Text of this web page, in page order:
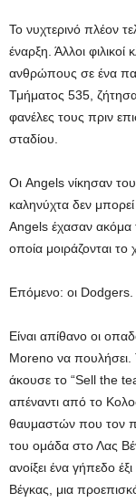
Το νυχτερινό πλέον
έναρξη. Άλλοι φιλικοί
ανθρώπους σε ένα
Τμήματος 535,
φανέλες τους πριν
σταδίου.
Οι Angels νίκησαν
καληνύχτα δεν μπορεί
Angels έχασαν ακόμα
οποία μοιράζονται
Επόμενο: οι Dodgers.
Είναι απίθανο οι
Moreno να πουλήσει.
άκουσε το “Sell the
απέναντι από το
θαυμαστών που τον
του ομάδα στο Λας
ανοίξει ένα γήπεδο
Βέγκας, μια